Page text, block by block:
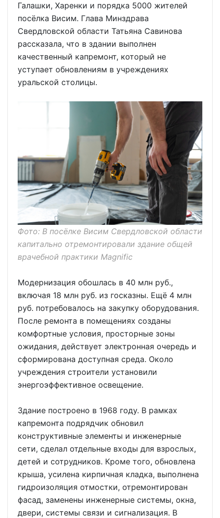
Галашки, Харенки и порядка 5000 жителей
посёлка Висим. Глава Минздрава
Свердловской области Татьяна Савинова
рассказала, что в здании выполнен
качественный капремонт, который не
уступает обновлениям в учреждениях
уральской столицы.
Фото: В посёлке Висим Свердловской области
капитально отремонтировали здание общей
врачебной практики Magnific
Модернизация обошлась в 40 млн руб.,
включая 18 млн руб. из госказны. Ещё 4 млн
руб. потребовалось на закупку оборудования.
После ремонта в помещениях созданы
комфортные условия, просторные зоны
ожидания, действует электронная очередь и
сформирована доступная среда. Около
учреждения строители установили
энергоэффективное освещение.
Здание построено в 1968 году. В рамках
капремонта подрядчик обновил
конструктивные элементы и инженерные
сети, сделал отдельные входы для взрослых,
детей и сотрудников. Кроме того, обновлена
крыша, усилена кирпичная кладка, выполнена
гидроизоляция отмостки, отремонтирован
фасад, заменены инженерные системы, окна,
двери, системы связи и сигнализация. В